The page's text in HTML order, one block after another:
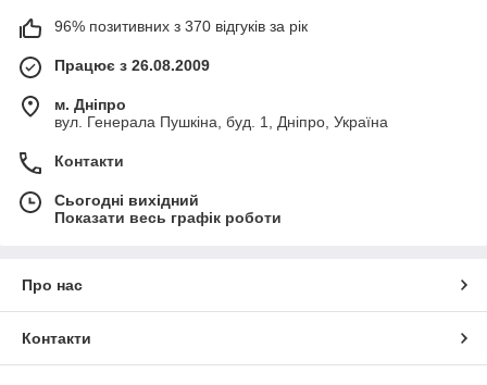
96% позитивних з 370 відгуків за рік
Працює з 26.08.2009
м. Дніпро
вул. Генерала Пушкіна, буд. 1, Дніпро, Україна
Контакти
Сьогодні вихідний
Показати весь графік роботи
Про нас
Контакти